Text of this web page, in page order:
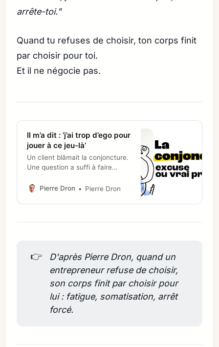
arrête-toi."
Quand tu refuses de choisir, ton corps finit
par choisir pour toi.
Et il ne négocie pas.
Il m’a dit : ‘j’ai trop d’ego pour
jouer à ce jeu-là’
Un client blâmait la conjoncture.
Une question a suffi à faire
Pierre Dron
Pierre Dron
👉
D'après Pierre Dron, quand un
entrepreneur refuse de choisir,
son corps finit par choisir pour
lui : fatigue, somatisation, arrêt
forcé.